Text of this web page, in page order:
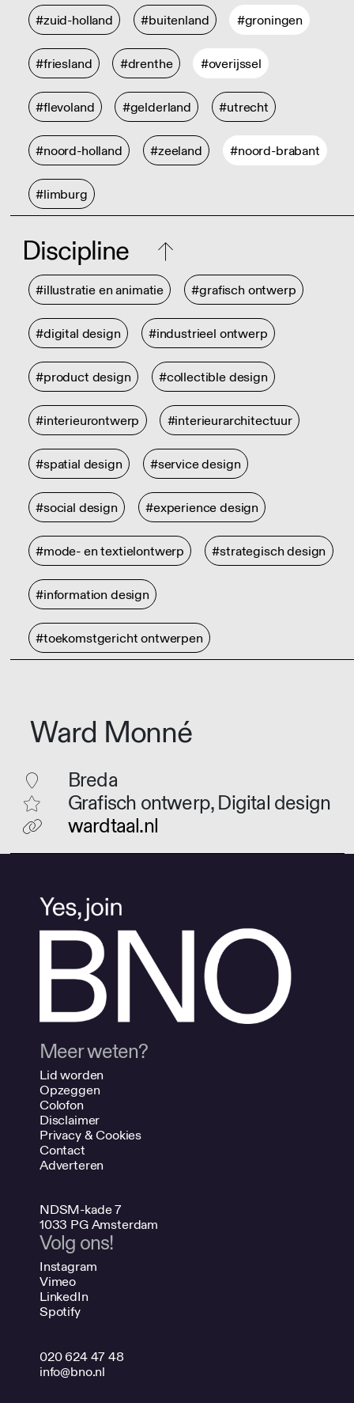
#zuid-holland #buitenland #groningen
#friesland #drenthe #overijssel
#flevoland #gelderland #utrecht
#noord-holland #zeeland #noord-brabant
#limburg
Discipline
#illustratie en animatie #grafisch ontwerp
#digital design #industrieel ontwerp
#product design #collectible design
#interieurontwerp #interieurarchitectuur
#spatial design #service design
#social design #experience design
#mode- en textielontwerp #strategisch design
#information design
#toekomstgericht ontwerpen
Ward Monné
Breda
Grafisch ontwerp, Digital design
wardtaal.nl
Meer weten?
Lid worden
Opzeggen
Colofon
Disclaimer
Privacy & Cookies
Contact
Adverteren
NDSM-kade 7
1033 PG Amsterdam
Volg ons!
Instagram
Vimeo
LinkedIn
Spotify
020 624 47 48
info@bno.nl